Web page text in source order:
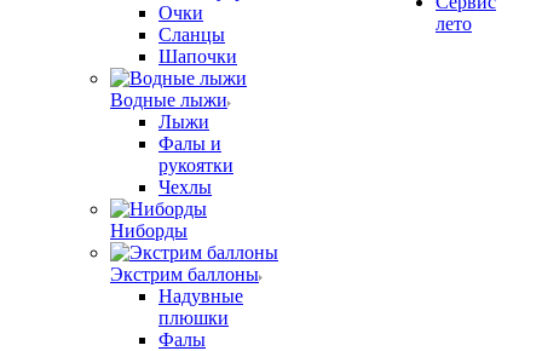
Очки
Сланцы
Шапочки
Водные лыжи
Лыжи
Фалы и
рукоятки
Чехлы
Ниборды
Экстрим баллоны
Надувные
плюшки
Фалы
лето